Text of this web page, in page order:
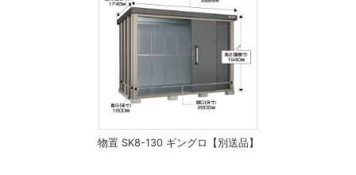
物置 SK8-130 ギングロ【別送品】